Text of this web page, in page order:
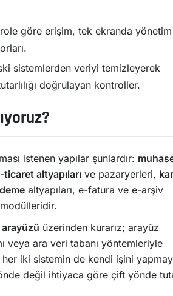
göre erişim, tek ekranda yönetim
sistemlerden veriyi temizleyerek
doğrulayan kontroller.
istenen yapılar şunlardır:
ticaret altyapılarıve pazaryerleri,
altyapıları, e-fatura ve e-arşiv
arayüzü üzerinden kurarız; arayüz
veya ara veri tabanı yöntemleriyle
iki sistemin de kendi işini
değil ihtiyaca göre çift yönde